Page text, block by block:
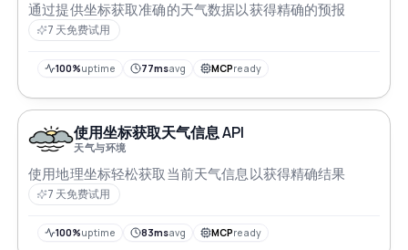
通过提供坐标获取准确的天气数据以获得精确的预报
7 天免费试用
100%uptime 77msavg MCPready
使用坐标获取天气信息 API
天气与环境
使用地理坐标轻松获取当前天气信息以获得精确结果
7 天免费试用
100%uptime 83msavg MCPready